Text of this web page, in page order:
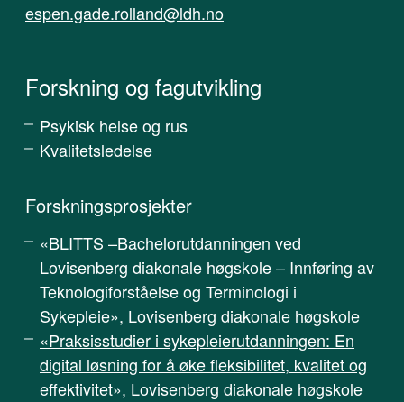
espen.gade.rolland@ldh.no
Forskning og fagutvikling
Psykisk helse og rus
Kvalitetsledelse
Forskningsprosjekter
«BLITTS –Bachelorutdanningen ved
Lovisenberg diakonale høgskole – Innføring av
Teknologiforståelse og Terminologi i
Sykepleie», Lovisenberg diakonale høgskole
«Praksisstudier i sykepleierutdanningen: En
digital løsning for å øke fleksibilitet, kvalitet og
effektivitet», Lovisenberg diakonale høgskole